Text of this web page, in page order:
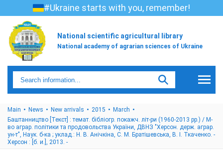
#Ukraine starts with you, remember!
National scientific agricultural library
National academy of agrarian sciences of Ukraine
Main News New arrivals 2015
March
Баштанництво [Текст] : темат. бібліогр. покажч. літ-ри (1960-2013 рр.) / М-
во аграр. політики та продовольства України, ДВНЗ "Херсон. держ. аграр.
ун-т", Наук. б-ка ; уклад.: Н. В. Анічкіна, С. М. Братішевська, В. І. Ткаченко. -
Херсон : [б. и.], 2013. -